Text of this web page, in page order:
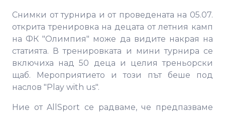
Снимки от турнира и от проведената на 05.07.
открита тренировка на децата от летния камп
на ФК "Олимпия" може да видите накрая на
статията. В тренировката и мини турнира се
включиха над 50 деца и целия треньорски
щаб. Мероприятието и този път беше под
наслов "Play with us".
Ние от AllSport се радваме, че предпазваме